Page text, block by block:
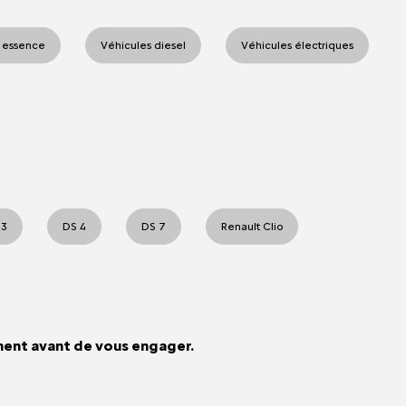
Véhicules diesel Véhicules électriques
DS 4 DS 7 Renault Clio
avant de vous engager.